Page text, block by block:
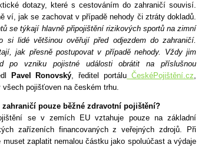
dotazy, které s cestováním do zahraničí souvisí.
ví, jak se zachovat v případě nehody či ztráty dokladů.
se týkají hlavně připojištění rizikových sportů na zimní
si lidé většinou ověřují před odjezdem do zahraničí.
jak přesně postupovat v případě nehody. Vždy jim
po vzniku pojistné události obrátit na příslušnou
Pavel Ronovský, ředitel portálu ČeskéPojištění.cz,
všech pojišťoven na českém trhu.
zahraničí pouze běžné zdravotní pojištění?
se v zemích EU vztahuje pouze na základní
zařízeních financovaných z veřejných zdrojů. Při
muset zaplatit nemalou částku jako spoluúčast a výdaje